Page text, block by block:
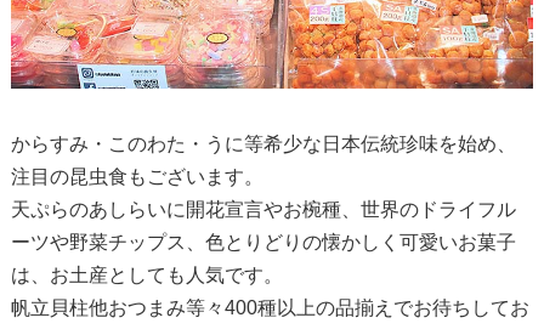
からすみ・このわた・うに等希少な日本伝統珍味を始め、
注目の昆虫食もございます。
天ぷらのあしらいに開花宣言やお椀種、世界のドライフル
ーツや野菜チップス、色とりどりの懐かしく可愛いお菓子
は、お土産としても人気です。
帆立貝柱他おつまみ等々400種以上の品揃えでお待ちしてお